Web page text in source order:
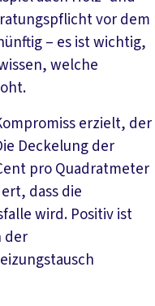
vor dem
– es ist wichtig,
welche
erzielt, der
Deckelung der
pro Quadratmeter
dass die
wird. Positiv ist
der